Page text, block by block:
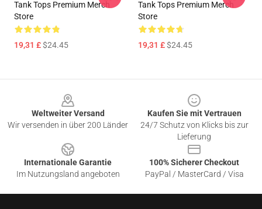
Tank Tops Premium Merch
Store
19,31 £$24.45
Tank Tops Premium Merch
Store
19,31 £$24.45
Weltweiter Versand
Wir versenden in über 200 Länder
Kaufen Sie mit Vertrauen
24/7 Schutz von Klicks bis zur
Lieferung
Internationale Garantie
Im Nutzungsland angeboten
100% Sicherer Checkout
PayPal / MasterCard / Visa